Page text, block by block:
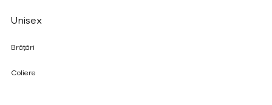
Unisex
Brățări
Coliere